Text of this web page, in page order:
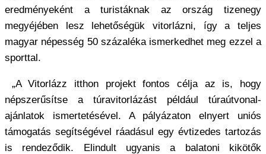
eredményeként a turistáknak az ország tizenegy
megyéjében lesz lehetőségük vitorlázni, így a teljes
magyar népesség 50 százaléka ismerkedhet meg ezzel a
sporttal.
„A Vitorlázz itthon projekt fontos célja az is, hogy
népszerűsítse a túravitorlázást például túraútvonal-
ajánlatok ismertetésével. A pályázaton elnyert uniós
támogatás segítségével ráadásul egy évtizedes tartozás
is rendeződik. Elindult ugyanis a balatoni kikötők